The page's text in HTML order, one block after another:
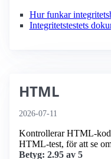
Hur funkar
Integritetstestets
HTML
2026-07-11
Kontrollerar HTML-
HTML-test, för att se
Betyg: 2.95 av 5